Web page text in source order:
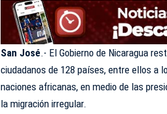
San José.- El Gobierno de Nicaragua
ciudadanos de 128 países, entre ellos a
naciones africanas, en medio de las
la migración irregular.